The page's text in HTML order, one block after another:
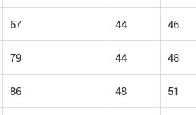
67 44 46
79 44 48
86 48 51